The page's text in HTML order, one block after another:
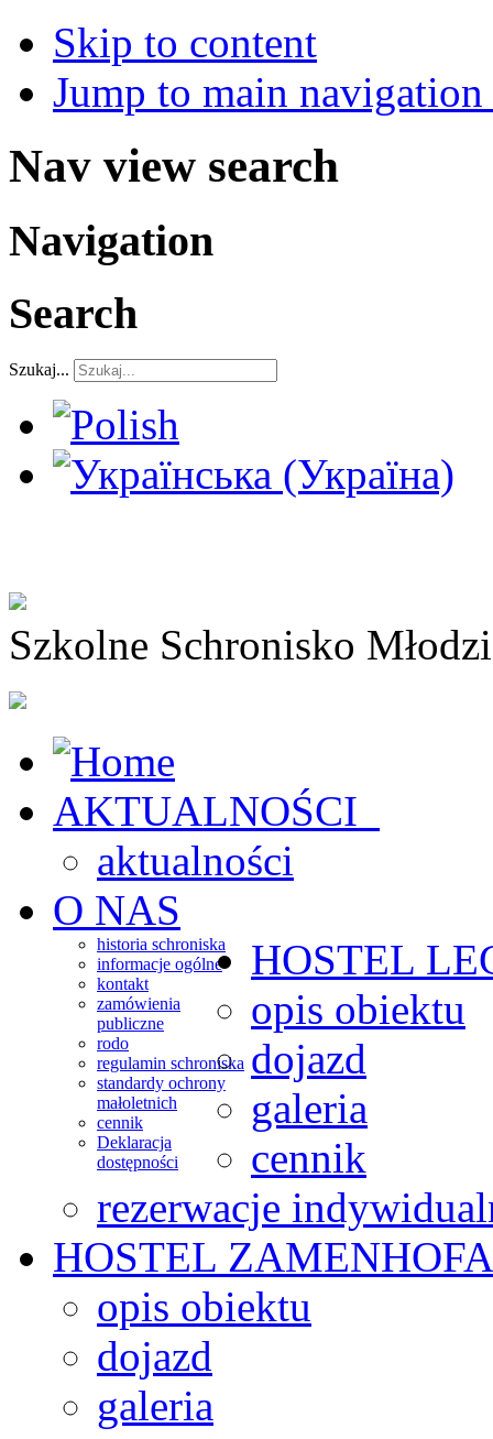
Skip to content
Jump to main
Nav view search
Navigation
Search
Szukaj...
Szkolne Schronisko
AKTUALNOŚCI
aktualności
O NAS
historia schroniska
informacje ogólne
kontakt
zamówienia
publiczne
rodo
regulamin schroniska
standardy ochrony
małoletnich
cennik
Deklaracja
dostępności
HOSTEL
opis obiektu
dojazd
galeria
cennik
rezerwacje
HOSTEL
opis obiektu
dojazd
galeria